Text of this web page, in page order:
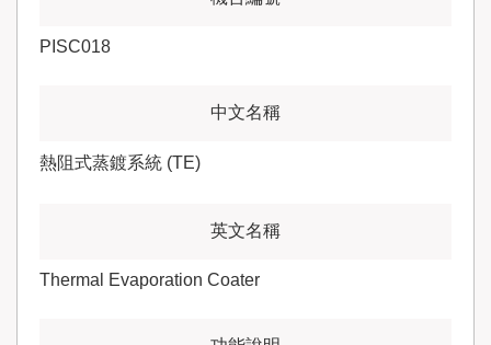
PISC018
熱阻式蒸鍍系統 (TE)
Thermal Evaporation Coater